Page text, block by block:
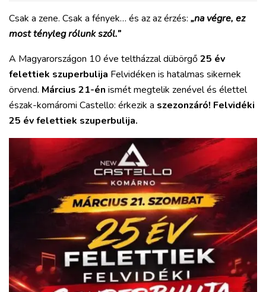
Csak a zene. Csak a fények… és az az érzés: „na végre, ez
most tényleg rólunk szól.”
A Magyarországon 10 éve teltházzal dübörgő25 év
felettiek szuperbulija Felvidéken is hatalmas sikernek
örvend. Március 21-én ismét megtelik zenével és élettel
észak-komáromi Castello: érkezik a szezonzáró! Felvidéki
25 év felettiek szuperbulija.